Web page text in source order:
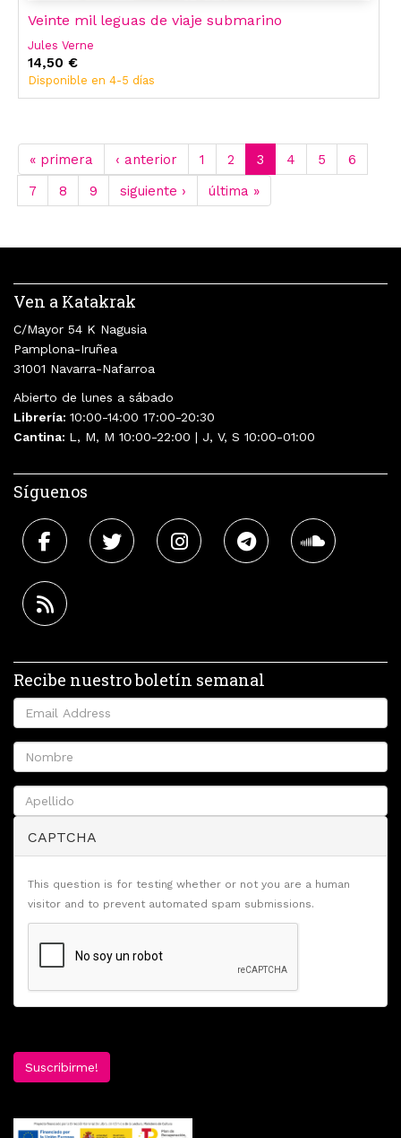
Veinte mil leguas de viaje submarino
Jules Verne
14,50 €
Disponible en 4-5 días
« primera ‹ anterior 1 2 3 4 5
6
7
8 9 siguiente › última »
Ven a Katakrak
C/Mayor 54 K Nagusia
Pamplona-Iruñea
31001 Navarra-Nafarroa
Abierto de lunes a sábado
Librería: 10:00-14:00 17:00-20:30
Cantina: L, M, M 10:00-22:00 | J, V, S 10:00-01:00
Síguenos
Recibe nuestro boletín semanal
CAPTCHA
This question is for testing whether or not you are a human
visitor and to prevent automated spam submissions.
Suscribirme!